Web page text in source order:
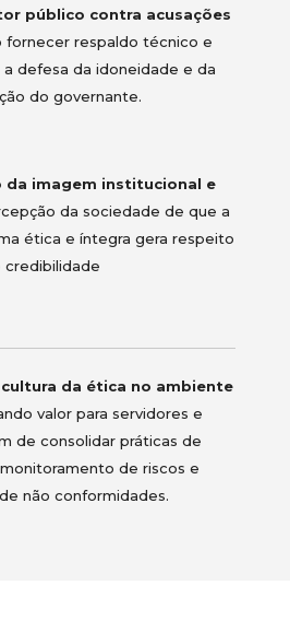
público contra acusações
fornecer respaldo técnico e
a defesa da idoneidade e da
do governante.
da imagem institucional e
da sociedade de que a
ética e íntegra gera respeito
credibilidade
da ética no ambiente
valor para servidores e
de consolidar práticas de
de riscos e
não conformidades.